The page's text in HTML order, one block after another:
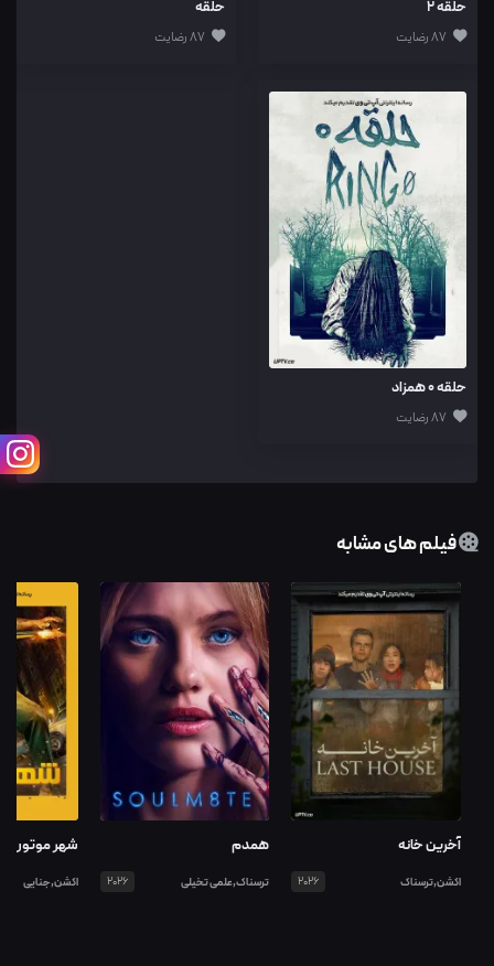
حلقه 2 حلقه
حلقه 0 همزاد
فیلم های مشابه
آخرین خانه
اکشن,ترسناک 2026
همدم
ترسناک,علمی تخیلی 2026
شهر موتور
اکشن,جنایی